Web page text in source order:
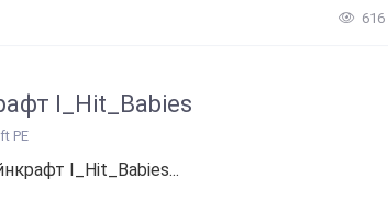
616
I_Hit_Babies
PE
I_Hit_Babies...